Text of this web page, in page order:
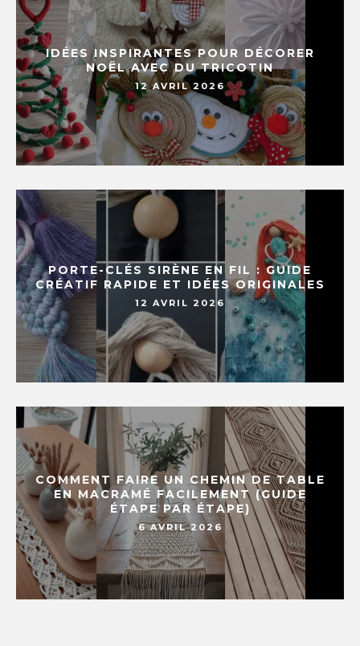
IDÉES INSPIRANTES POUR DÉCORER
NOËL AVEC DU TRICOTIN
12 AVRIL 2026
PORTE-CLÉS SIRÈNE EN FIL : GUIDE
CRÉATIF RAPIDE ET IDÉES ORIGINALES
12 AVRIL 2026
COMMENT FAIRE UN CHEMIN DE TABLE
EN MACRAMÉ FACILEMENT (GUIDE
ÉTAPE PAR ÉTAPE)
6 AVRIL 2026